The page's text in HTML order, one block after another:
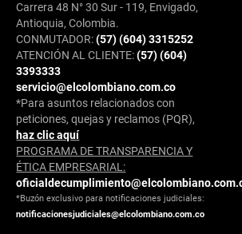
Carrera 48 N° 30 Sur - 119, Envigado,
Antioquia, Colombia.
CONMUTADOR:(57) (604) 3315252
ATENCIÓN AL CLIENTE:(57) (604)
3393333
servicio@elcolombiano.com.co
*Para asuntos relacionados con
peticiones, quejas y reclamos (PQR),
haz clic aquí
PROGRAMA DE TRANSPARENCIA Y
ÉTICA EMPRESARIAL:
*Buzón exclusivo para notificaciones judiciales:
notificacionesjudiciales@elcolombiano.com.co